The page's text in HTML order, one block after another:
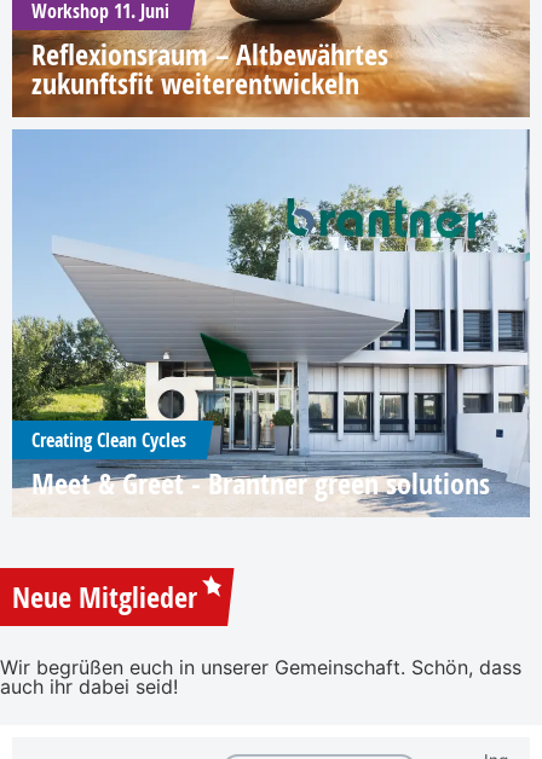
Workshop 11. Juni
Reflexionsraum – Altbewährtes
zukunftsfit weiterentwickeln
Creating Clean Cycles
Meet & Greet - Brantner green solutions
Neue Mitglieder
Wir begrüßen euch in unserer Gemeinschaft. Schön, dass
auch ihr dabei seid!